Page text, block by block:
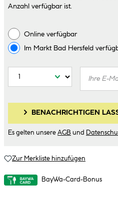
Anzahl verfügbar ist.
Online verfügbar
Im Markt Bad Hersfeld
BENACHRICHTIGEN
Es gelten unsere AGB und
Zur Merkliste hinzufügen
BayWa-Card-Bonus